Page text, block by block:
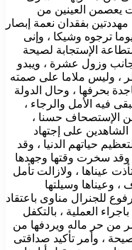
يعصمن العينين من
مهددتين بفقدان نعمة إبصار
ترجوه وشيكا ، وإنى
الإستجابة لصيحة
وزول عشرة ، ويبدو
، وليس ملاما على صمته
بحرفها ، وحال الدولة
فيه الأمل والرجاء ،
الإستصحاف حسنا ،
على إجتهاد
حياتهم الدنيا ، وقد
وقد سخرت وقتها وجهدها
عيناها ، ولازالت تأمل
وعيناها وسيلتها
للجنرال مناوى باعتقاد
العملية ، بالتكفل
من حر ماله ويردفها من
، وأمر تأكيد صداقتى